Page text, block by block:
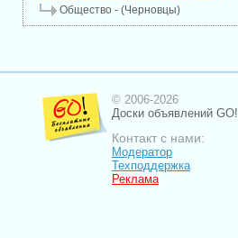
Общество - (Черновцы)
© 2006-2026
Доски объявлений GO!
Контакт с нами:
Модератор
Техподдержка
Реклама